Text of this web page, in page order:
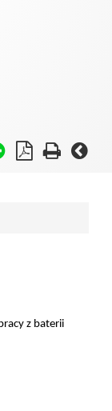
z baterii